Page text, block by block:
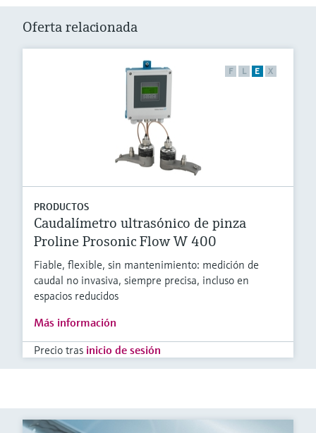
Oferta relacionada
F L E X
PRODUCTOS
Caudalímetro ultrasónico de pinza
Proline Prosonic Flow W 400
Fiable, flexible, sin mantenimiento: medición de
caudal no invasiva, siempre precisa, incluso en
espacios reducidos
Más información
Precio tras inicio de sesión